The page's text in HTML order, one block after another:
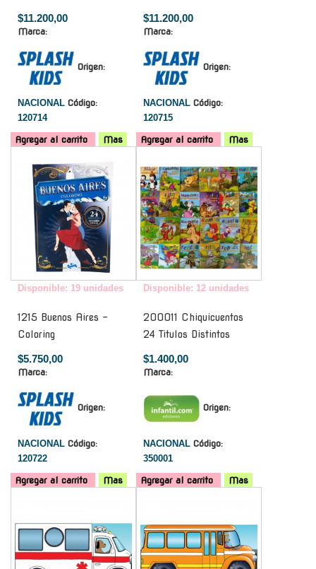
$11.200,00
Marca:
Origen:
NACIONAL Código:
120714
Agregar al carrito Mas
$11.200,00
Marca:
Origen:
NACIONAL Código:
120715
Agregar al carrito
Mas
Disponible: 19 unidades
1215 Buenos Aires -
Coloring
$5.750,00
Marca:
Origen:
NACIONAL Código:
120722
Agregar al carrito Mas
Disponible: 12 unidades
200011 Chiquicuentos
24 Titulos Distintos
$1.400,00
Marca:
Origen:
NACIONAL Código:
350001
Agregar al carrito
Mas